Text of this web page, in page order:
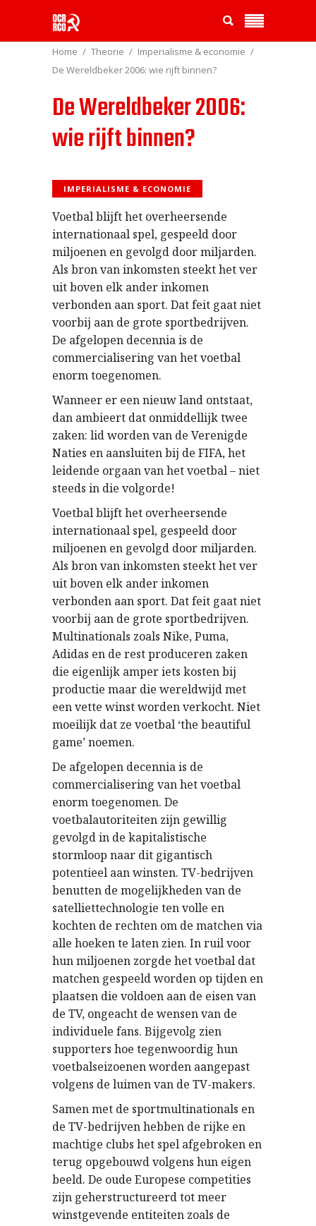
Home Theorie
Imperialisme & economie
De Wereldbeker 2006: wie rijft binnen?
De Wereldbeker 2006:
wie rijft binnen?
IMPERIALISME & ECONOMIE
Voetbal blijft het overheersende
internationaal spel, gespeeld door
miljoenen en gevolgd door miljarden.
Als bron van inkomsten steekt het ver
uit boven elk ander inkomen
verbonden aan sport. Dat feit gaat niet
voorbij aan de grote sportbedrijven.
De afgelopen decennia is de
commercialisering van het voetbal
enorm toegenomen.
Wanneer er een nieuw land ontstaat,
dan ambieert dat onmiddellijk twee
zaken: lid worden van de Verenigde
Naties en aansluiten bij de FIFA, het
leidende orgaan van het voetbal – niet
steeds in die volgorde!
Voetbal blijft het overheersende
internationaal spel, gespeeld door
miljoenen en gevolgd door miljarden.
Als bron van inkomsten steekt het ver
uit boven elk ander inkomen
verbonden aan sport. Dat feit gaat niet
voorbij aan de grote sportbedrijven.
Multinationals zoals Nike, Puma,
Adidas en de rest produceren zaken
die eigenlijk amper iets kosten bij
productie maar die wereldwijd met
een vette winst worden verkocht. Niet
moeilijk dat ze voetbal ‘the beautiful
game’ noemen.
De afgelopen decennia is de
commercialisering van het voetbal
enorm toegenomen. De
voetbalautoriteiten zijn gewillig
gevolgd in de kapitalistische
stormloop naar dit gigantisch
potentieel aan winsten. TV-bedrijven
benutten de mogelijkheden van de
satelliettechnologie ten volle en
kochten de rechten om de matchen via
alle hoeken te laten zien. In ruil voor
hun miljoenen zorgde het voetbal dat
matchen gespeeld worden op tijden en
plaatsen die voldoen aan de eisen van
de TV, ongeacht de wensen van de
individuele fans. Bijgevolg zien
supporters hoe tegenwoordig hun
voetbalseizoenen worden aangepast
volgens de luimen van de TV-makers.
Samen met de sportmultinationals en
de TV-bedrijven hebben de rijke en
machtige clubs het spel afgebroken en
terug opgebouwd volgens hun eigen
beeld. De oude Europese competities
zijn geherstructureerd tot meer
winstgevende entiteiten zoals de